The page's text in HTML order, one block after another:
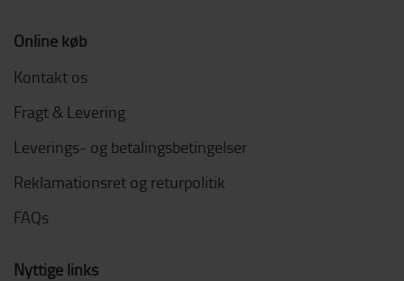
Online køb
Kontakt os
Fragt & Levering
Leverings- og betalingsbetingelser
Reklamationsret og returpolitik
FAQs
Nyttige links